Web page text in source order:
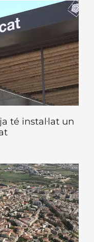
té instal·lat un